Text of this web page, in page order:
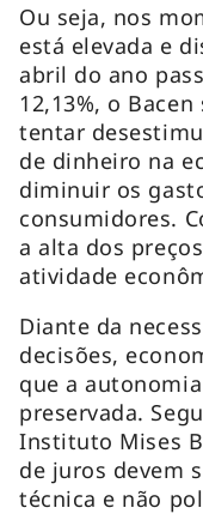
Ou seja, nos
está elevada e
abril do ano
12,13%, o
tentar
de dinheiro na
diminuir os
consumidores.
a alta dos
atividade
Diante da
decisões,
que a
preservada.
Instituto Mises
de juros devem
técnica e não